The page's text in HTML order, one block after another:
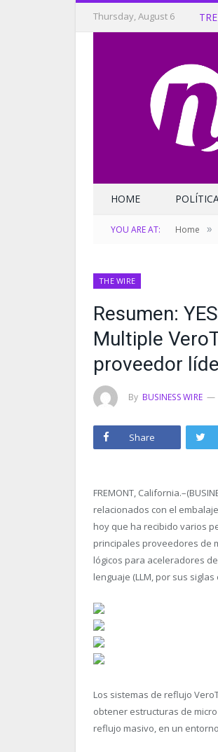
Thursday, August 6
HOME
YOU ARE AT: Home »
THE WIRE
Resumen:
Multiple
proveedor
By BUSINESS WIRE
Share
FREMONT,
relacionados con el
hoy que ha recibido varios
principales proveedores de
lógicos para aceleradores
lenguaje (LLM, por sus siglas
Los sistemas de reflujo
obtener estructuras de
reflujo masivo, en un